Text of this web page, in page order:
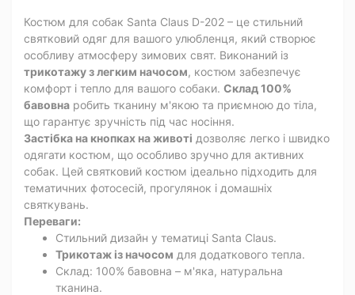
Костюм для собак Santa Claus D-202 – це стильний
святковий одяг для вашого улюбленця, який створює
особливу атмосферу зимових свят. Виконаний із
трикотажу з легким начосом, костюм забезпечує
комфорт і тепло для вашого собаки. Склад 100%
бавовна робить тканину м'якою та приємною до тіла,
що гарантує зручність під час носіння.
Застібка на кнопках на животі дозволяє легко і швидко
одягати костюм, що особливо зручно для активних
собак. Цей святковий костюм ідеально підходить для
тематичних фотосесій, прогулянок і домашніх
святкувань.
Переваги:
Стильний дизайн у тематиці Santa Claus.
Трикотаж із начосом для додаткового тепла.
Склад: 100% бавовна – м'яка, натуральна
тканина.